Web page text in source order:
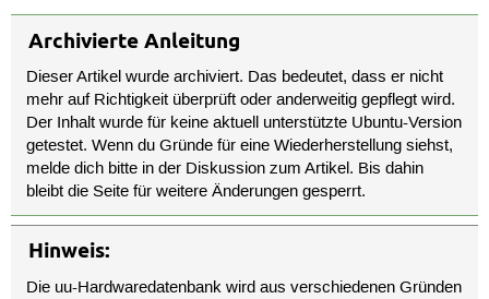
Archivierte Anleitung
Dieser Artikel wurde archiviert. Das bedeutet, dass er nicht
mehr auf Richtigkeit überprüft oder anderweitig gepflegt wird.
Der Inhalt wurde für keine aktuell unterstützte Ubuntu-Version
getestet. Wenn du Gründe für eine Wiederherstellung siehst,
melde dich bitte in der Diskussion zum Artikel. Bis dahin
bleibt die Seite für weitere Änderungen gesperrt.
Hinweis:
Die uu-Hardwaredatenbank wird aus verschiedenen Gründen